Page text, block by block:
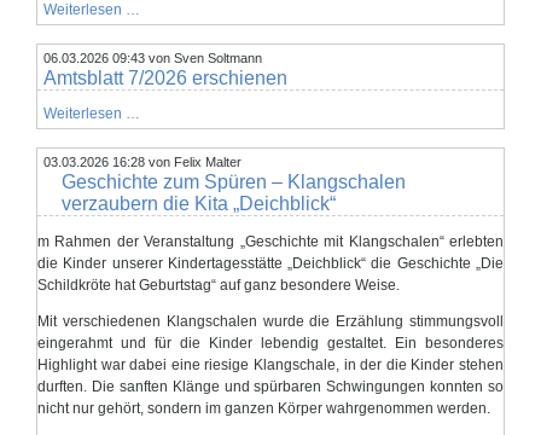
Weiterlesen …
Wochen
gegen
Rassismus
–
Veranstaltungen
Burg
06.03.2026 09:43 von Sven Soltmann
Amtsblatt 7/2026 erschienen
Weiterlesen …
7/2026
erschienen
03.03.2026 16:28 von Felix Malter
Geschichte zum Spüren – Klangschalen
verzaubern die Kita „Deichblick“
m Rahmen der Veranstaltung „Geschichte mit Klangschalen“ erlebten
die Kinder unserer Kindertagesstätte „Deichblick“ die Geschichte „Die
Schildkröte hat Geburtstag“ auf ganz besondere Weise.
Mit verschiedenen Klangschalen wurde die Erzählung stimmungsvoll
eingerahmt und für die Kinder lebendig gestaltet. Ein besonderes
Highlight war dabei eine riesige Klangschale, in der die Kinder stehen
durften. Die sanften Klänge und spürbaren Schwingungen konnten so
nicht nur gehört, sondern im ganzen Körper wahrgenommen werden.